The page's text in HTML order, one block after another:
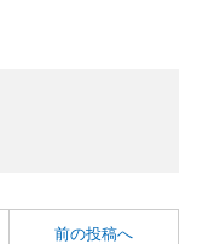
前の投稿へ